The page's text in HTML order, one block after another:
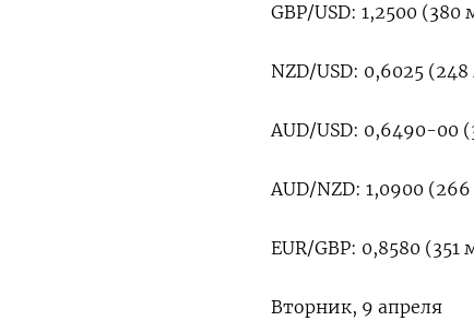
GBP/USD: 1,2500
NZD/USD: 0,6025
AUD/USD: 0,6490-00
AUD/NZD: 1,0900
EUR/GBP: 0,8580
Вторник, 9 апреля